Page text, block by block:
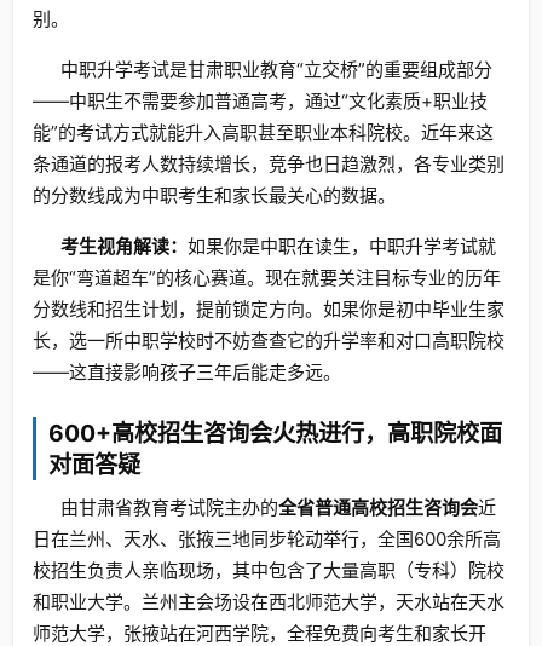
别。
中职升学考试是甘肃职业教育“立交桥”的重要组成部分
——中职生不需要参加普通高考，通过“文化素质+职业技
能”的考试方式就能升入高职甚至职业本科院校。近年来这
条通道的报考人数持续增长，竞争也日趋激烈，各专业类别
的分数线成为中职考生和家长最关心的数据。
考生视角解读： 如果你是中职在读生，中职升学考试就
是你“弯道超车”的核心赛道。现在就要关注目标专业的历年
分数线和招生计划，提前锁定方向。如果你是初中毕业生家
长，选一所中职学校时不妨查查它的升学率和对口高职院校
——这直接影响孩子三年后能走多远。
600+高校招生咨询会火热进行，高职院校面
对面答疑
由甘肃省教育考试院主办的全省普通高校招生咨询会近
日在兰州、天水、张掖三地同步轮动举行，全国600余所高
校招生负责人亲临现场，其中包含了大量高职（专科）院校
和职业大学。兰州主会场设在西北师范大学，天水站在天水
师范大学，张掖站在河西学院，全程免费向考生和家长开